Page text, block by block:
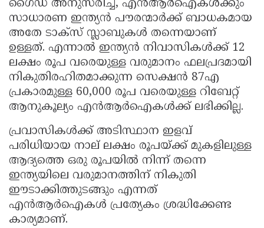
ഗൈഡ് അനുസരിച്ച്, എൻആർഐകൾക്കും
സാധാരണ ഇന്ത്യൻ പൗരന്മാർക്ക് ബാധകമായ
അതേ ടാക്സ് സ്ലാബുകൾ തന്നെയാണ്
ഉള്ളത്. എന്നാൽ ഇന്ത്യൻ നിവാസികൾക്ക് 12
ലക്ഷം രൂപ വരെയുള്ള വരുമാനം ഫലപ്രദമായി
നികുതിരഹിതമാക്കുന്ന സെക്ഷൻ 87എ
പ്രകാരമുള്ള 60,000 രൂപ വരെയുള്ള റിബേറ്റ്
ആനുകൂല്യം എൻആർഐകൾക്ക് ലഭിക്കില്ല.
പ്രവാസികൾക്ക് അടിസ്ഥാന ഇളവ്
പരിധിയായ നാല് ലക്ഷം രൂപയ്ക്ക് മുകളിലുള്ള
ആദ്യത്തെ ഒരു രൂപയിൽ നിന്ന് തന്നെ
ഇന്ത്യയിലെ വരുമാനത്തിന് നികുതി
ഈടാക്കിത്തുടങ്ങും എന്നത്
എൻആർഐകൾ പ്രത്യേകം ശ്രദ്ധിക്കേണ്ട
കാര്യമാണ്.